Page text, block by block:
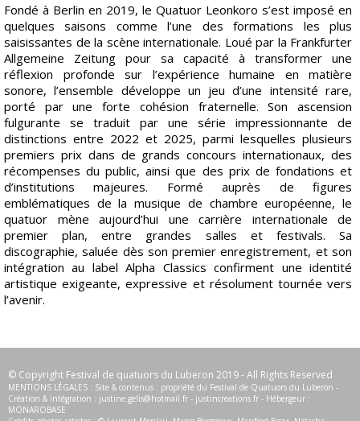
Fondé à Berlin en 2019, le Quatuor Leonkoro s’est imposé en
quelques saisons comme l’une des formations les plus
saisissantes de la scène internationale. Loué par la Frankfurter
Allgemeine Zeitung pour sa capacité à transformer une
réflexion profonde sur l’expérience humaine en matière
sonore, l’ensemble développe un jeu d’une intensité rare,
porté par une forte cohésion fraternelle. Son ascension
fulgurante se traduit par une série impressionnante de
distinctions entre 2022 et 2025, parmi lesquelles plusieurs
premiers prix dans de grands concours internationaux, des
récompenses du public, ainsi que des prix de fondations et
d’institutions majeures. Formé auprès de figures
emblématiques de la musique de chambre européenne, le
quatuor mène aujourd’hui une carrière internationale de
premier plan, entre grandes salles et festivals. Sa
discographie, saluée dès son premier enregistrement, et son
intégration au label Alpha Classics confirment une identité
artistique exigeante, expressive et résolument tournée vers
l’avenir.
© Copyright Festival de quatuors du Luberon 2019 - All Rights Reserved
MENTIONS LÉGALES : Site & contenus : propriété du Festival de Quatuors du Luberon -
Création & intégration : justine.gelis@hotmail.fr - justincreations.fr - Hébergeur :
MONAROBASE